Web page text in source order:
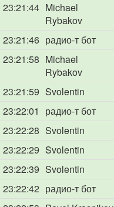
23:21:44 Michael
Rybakov
23:21:46 радио-т бот
23:21:58 Michael
Rybakov
23:21:59 Svolentin
23:22:01
радио-т бот
23:22:28 Svolentin
23:22:29 Svolentin
23:22:39 Svolentin
23:22:42 радио-т бот